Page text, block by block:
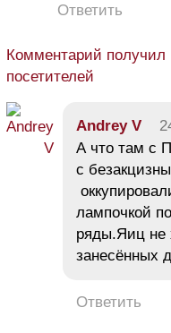
Ответить
Комментарий получил
посетителей
Andrey V
А что там с
с
лампочкой
ряды.Яиц не
занесённых
Ответить